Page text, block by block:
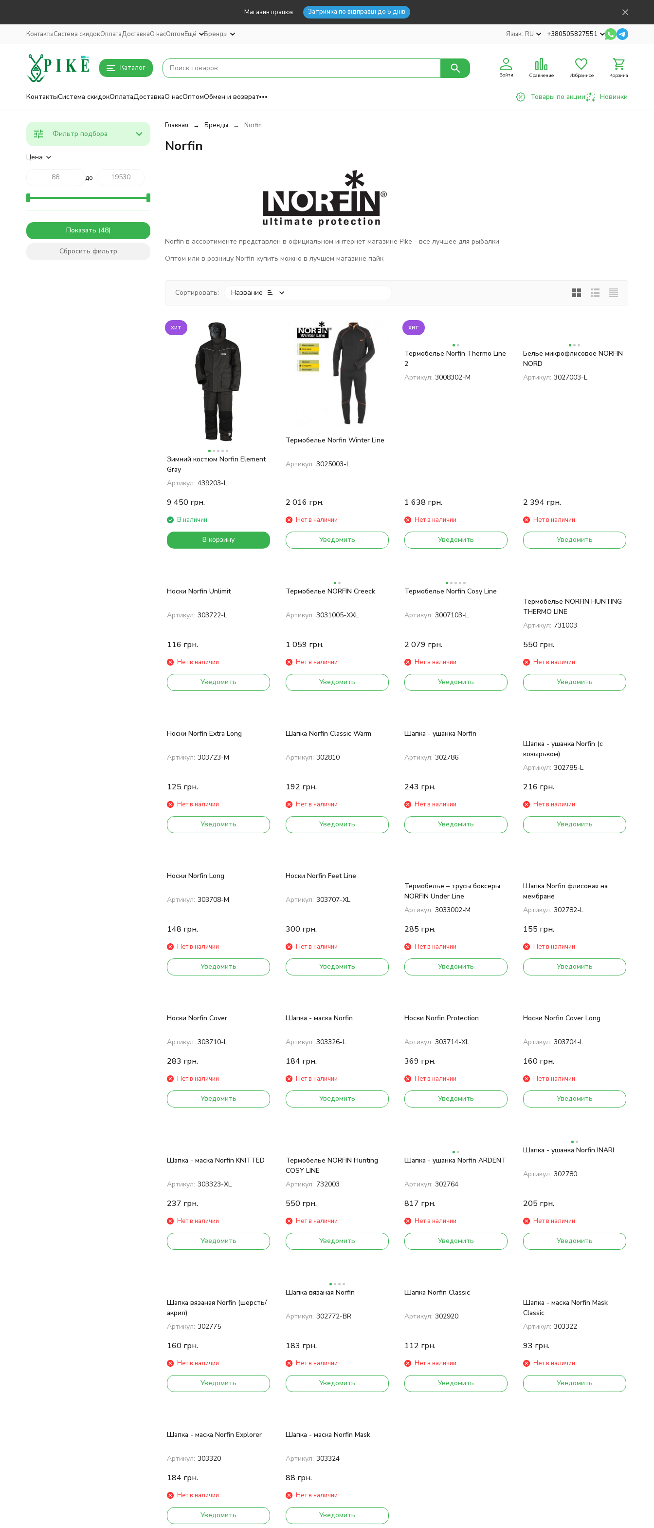
Магазин працює Затримка по відправці до 5 днів
КонтактыСистема скидокОплатаДоставкаО насОптомЕщё Бренды Язык: RU +380505827551
Каталог
Войти Сравнение Избранное Корзина
КонтактыСистема скидокОплатаДоставкаО насОптомОбмен и возврат Товары по акции Новинки
Главная Бренды Norfin
Norfin
Norfin в ассортименте представлен в официальном интернет магазине Pike - все лучшее для рыбалки
Оптом или в розницу Norfin купить можно в лучшем магазине пайк
Сортировать: Название
покупателей
хит
Зимний костюм Norfin Element
Gray
Артикул: 439203-L
9 450 грн.
В наличии
В корзину
Термобелье Norfin Winter Line
Артикул: 3025003-L
2 016 грн.
Нет в наличии
Уведомить
хит
Термобелье Norfin Thermo Line
2
Артикул: 3008302-M
1 638 грн.
Нет в наличии
Уведомить
Белье микрофлисовое NORFIN
NORD
Артикул: 3027003-L
2 394 грн.
Нет в наличии
Уведомить
Носки Norfin Unlimit
Артикул: 303722-L
116 грн.
Нет в наличии
Уведомить
Термобелье NORFIN Creeck
Артикул: 3031005-XXL
1 059 грн.
Нет в наличии
Уведомить
Термобелье Norfin Cosy Line
Артикул: 3007103-L
2 079 грн.
Нет в наличии
Уведомить
Термобелье NORFIN HUNTING
THERMO LINE
Артикул: 731003
550 грн.
Нет в наличии
Уведомить
Носки Norfin Extra Long
Артикул: 303723-M
125 грн.
Нет в наличии
Уведомить
Шапка Norfin Classic Warm
Артикул: 302810
192 грн.
Нет в наличии
Уведомить
Шапка - ушанка Norfin
Артикул: 302786
243 грн.
Нет в наличии
Уведомить
Шапка - ушанка Norfin (с
козырьком)
Артикул: 302785-L
216 грн.
Нет в наличии
Уведомить
Носки Norfin Long
Артикул: 303708-M
148 грн.
Нет в наличии
Уведомить
Носки Norfin Feet Line
Артикул: 303707-XL
300 грн.
Нет в наличии
Уведомить
Термобелье – трусы боксеры
NORFIN Under Line
Артикул: 3033002-M
285 грн.
Нет в наличии
Уведомить
Шапка Norfin флисовая на
мембране
Артикул: 302782-L
155 грн.
Нет в наличии
Уведомить
Носки Norfin Cover
Артикул: 303710-L
283 грн.
Нет в наличии
Уведомить
Шапка - маска Norfin
Артикул: 303326-L
184 грн.
Нет в наличии
Уведомить
Носки Norfin Protection
Артикул: 303714-XL
369 грн.
Нет в наличии
Уведомить
Носки Norfin Cover Long
Артикул: 303704-L
160 грн.
Нет в наличии
Уведомить
Шапка - маска Norfin KNITTED
Артикул: 303323-XL
237 грн.
Нет в наличии
Уведомить
Термобелье NORFIN Hunting
COSY LINE
Артикул: 732003
550 грн.
Нет в наличии
Уведомить
Шапка - ушанка Norfin ARDENT
Артикул: 302764
817 грн.
Нет в наличии
Уведомить
Шапка - ушанка Norfin INARI
Артикул: 302780
205 грн.
Нет в наличии
Уведомить
Шапка вязаная Norfin (шерсть/
акрил)
Артикул: 302775
160 грн.
Нет в наличии
Уведомить
Шапка вязаная Norfin
Артикул: 302772-BR
183 грн.
Нет в наличии
Уведомить
Шапка Norfin Classic
Артикул: 302920
112 грн.
Нет в наличии
Уведомить
Шапка - маска Norfin Mask
Classic
Артикул: 303322
93 грн.
Нет в наличии
Уведомить
Шапка - маска Norfin Explorer
Артикул: 303320
184 грн.
Нет в наличии
Уведомить
Шапка - маска Norfin Mask
Артикул: 303324
88 грн.
Нет в наличии
Уведомить
Фильтр подбора
Цена
до
Показать
Сбросить фильтр